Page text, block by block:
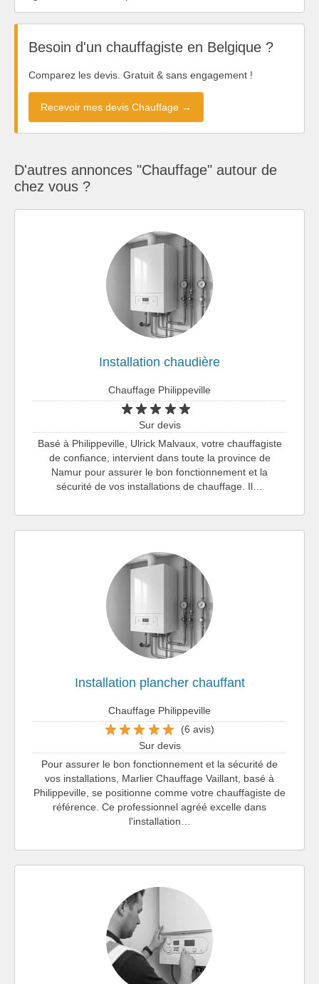
Besoin d'un chauffagiste en Belgique ?
Comparez les devis. Gratuit & sans engagement !
Recevoir mes devis Chauffage →
D'autres annonces "Chauffage" autour de
chez vous ?
Installation chaudière
Chauffage Philippeville
Sur devis
Basé à Philippeville, Ulrick Malvaux, votre chauffagiste
de confiance, intervient dans toute la province de
Namur pour assurer le bon fonctionnement et la
sécurité de vos installations de chauffage. Il…
Installation plancher chauffant
Chauffage Philippeville
(6 avis)
Sur devis
Pour assurer le bon fonctionnement et la sécurité de
vos installations, Marlier Chauffage Vaillant, basé à
Philippeville, se positionne comme votre chauffagiste de
référence. Ce professionnel agréé excelle dans
l'installation…